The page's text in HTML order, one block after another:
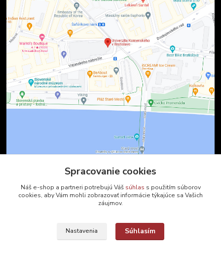
Kontakty
Spracovanie cookies
Náš e-shop a partneri potrebujú Váš súhlas s použitím súborov
cookies, aby Vám mohli zobrazovať informácie týkajúce sa Vašich
záujmov.
Nastavenia Súhlasím